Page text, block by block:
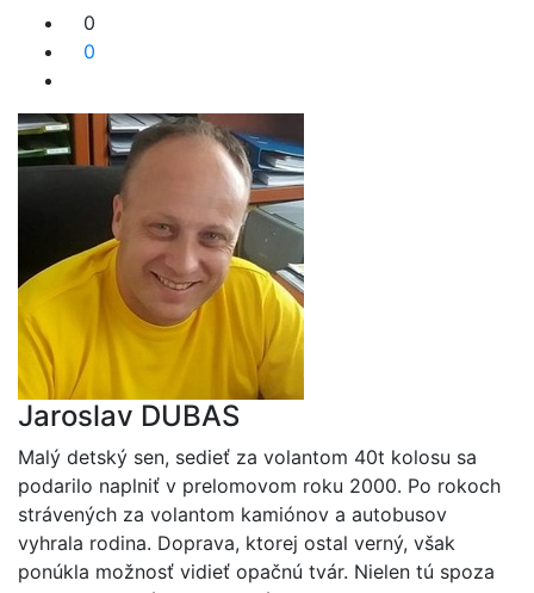
0
0
Jaroslav DUBAS
Malý detský sen, sedieť za volantom 40t kolosu sa
podarilo naplniť v prelomovom roku 2000. Po rokoch
strávených za volantom kamiónov a autobusov
vyhrala rodina. Doprava, ktorej ostal verný, však
ponúkla možnosť vidieť opačnú tvár. Nielen tú spoza